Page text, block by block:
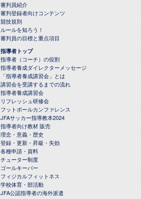
審判員紹介
審判登録者向けコンテンツ
競技規則
ルールを知ろう！
審判員の目標と重点項目
指導者トップ
指導者（コーチ）の役割
指導者養成ダイレクターメッセージ
「指導者養成講習会」とは
講習会を受講するまでの流れ
指導者養成講習会
リフレッシュ研修会
フットボールカンファレンス
JFAサッカー指導教本2024
指導者向け教材 販売
理念・意義・歴史
登録・更新・昇級・失効
各種申請・資料
チューター制度
ゴールキーパー
フィジカルフィットネス
学校体育・部活動
JFA公認指導者の海外派遣